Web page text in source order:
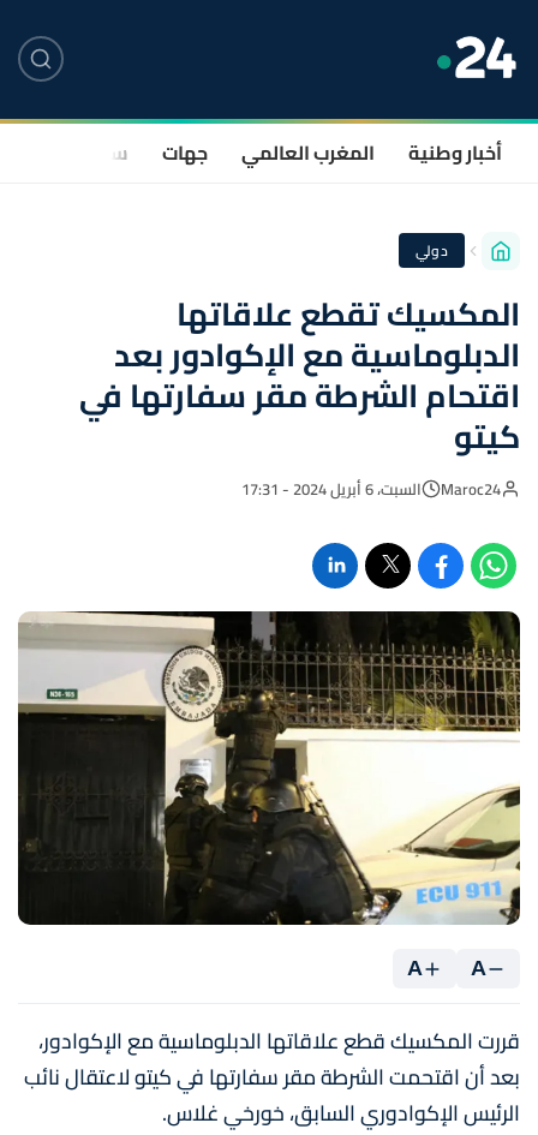
أخبار وطنية المغرب العالمي جهات سياسة
دولي
المكسيك تقطع علاقاتها
الدبلوماسية مع الإكوادور بعد
اقتحام الشرطة مقر سفارتها في
كيتو
Maroc24 السبت، 6 أبريل 2024 - 17:31
A
A
قررت المكسيك قطع علاقاتها الدبلوماسية مع الإكوادور،
بعد أن اقتحمت الشرطة مقر سفارتها في كيتو لاعتقال نائب
الرئيس الإكوادوري السابق، خورخي غلاس.